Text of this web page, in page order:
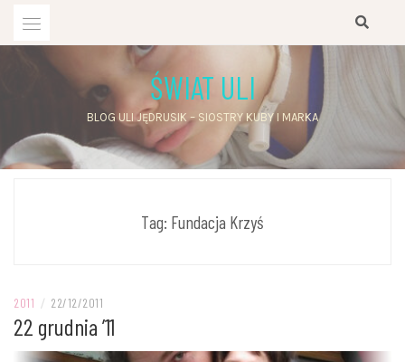
ŚWIAT ULI
BLOG ULI JĘDRUSIK – SIOSTRY KUBY I MARKA
Tag: Fundacja Krzyś
2011 / 22/12/2011
22 grudnia ’11